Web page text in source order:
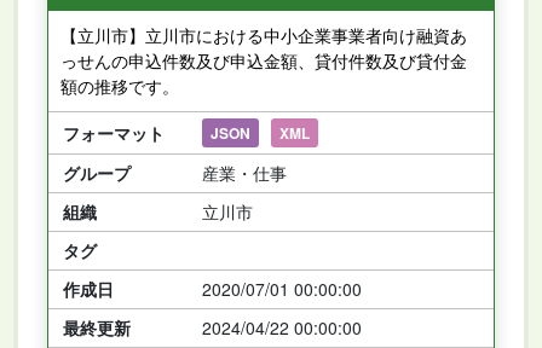
【立川市】立川市における中小企業事業者向け融資あ
っせんの申込件数及び申込金額、貸付件数及び貸付金
額の推移です。
フォーマット
JSON XML
グループ
産業・仕事
組織
立川市
タグ
作成日
2020/07/01 00:00:00
最終更新
2024/04/22 00:00:00